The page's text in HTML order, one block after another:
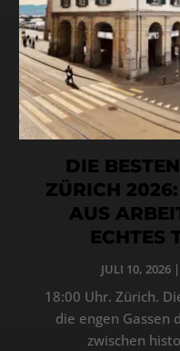
DIE
ZÜRICH
AUS
ECHTES
JULI 10, 2026 |
18:00 Uhr. Zürich.
die engen Gassen
zwischen